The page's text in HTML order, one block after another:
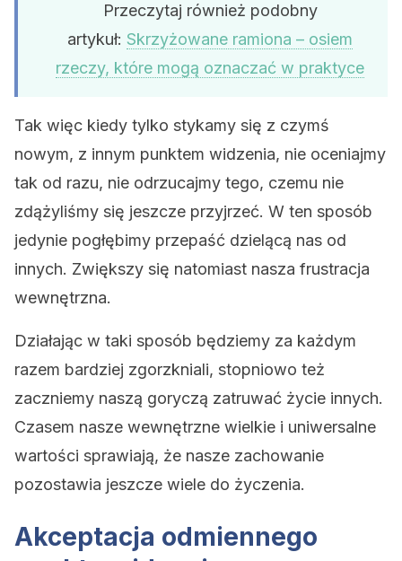
Przeczytaj również podobny
artykuł: Skrzyżowane ramiona – osiem
rzeczy, które mogą oznaczać w praktyce
Tak więc kiedy tylko stykamy się z czymś
nowym, z innym punktem widzenia, nie oceniajmy
tak od razu, nie odrzucajmy tego, czemu nie
zdążyliśmy się jeszcze przyjrzeć. W ten sposób
jedynie pogłębimy przepaść dzielącą nas od
innych. Zwiększy się natomiast nasza frustracja
wewnętrzna.
Działając w taki sposób będziemy za każdym
razem bardziej zgorzkniali, stopniowo też
zaczniemy naszą goryczą zatruwać życie innych.
Czasem nasze wewnętrzne wielkie i uniwersalne
wartości sprawiają, że nasze zachowanie
pozostawia jeszcze wiele do życzenia.
Akceptacja odmiennego